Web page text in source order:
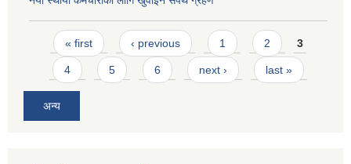
Pages
« first ‹ previous 1 2 3
4 5 6 next › last »
अन्य